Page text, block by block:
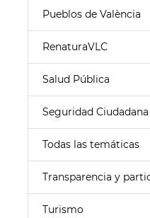
Pueblos de València
RenaturaVLC
Salud Pública
Seguridad Ciudadana
Todas las temáticas
Transparencia y
Turismo